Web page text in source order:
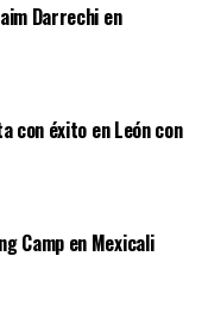
Darrechi en
con éxito en León con
Camp en Mexicali